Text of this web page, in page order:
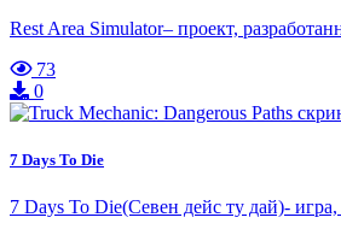
Rest Area Simulator– проект,
73
0
7 Days To Die
7 Days To Die(Севен дейс ту дай)-